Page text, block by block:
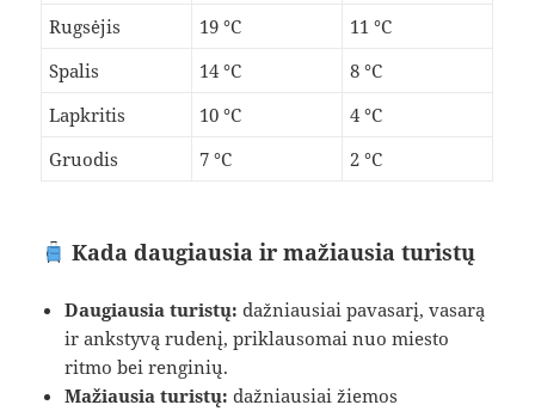
Rugsėjis
19 °C
11 °C
Spalis
14 °C
8 °C
Lapkritis
10 °C
4 °C
Gruodis
7 °C 2 °C
Kada daugiausia ir mažiausia turistų
Daugiausia turistų: dažniausiai pavasarį, vasarą
ir ankstyvą rudenį, priklausomai nuo miesto
ritmo bei renginių.
Mažiausia turistų: dažniausiai žiemos